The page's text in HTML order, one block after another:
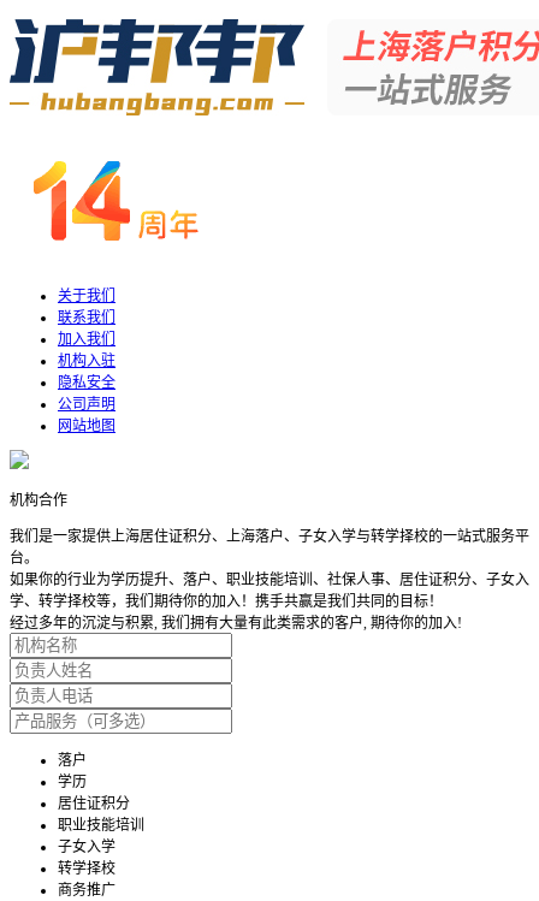
关于我们
联系我们
加入我们
机构入驻
隐私安全
公司声明
网站地图
机构合作
我们是一家提供上海居住证积分、上海落户、子女入学与转学择校的一站式服务平
台。
如果你的行业为学历提升、落户、职业技能培训、社保人事、居住证积分、子女入
学、转学择校等，我们期待你的加入！携手共赢是我们共同的目标！
经过多年的沉淀与积累, 我们拥有大量有此类需求的客户, 期待你的加入!
落户
学历
居住证积分
职业技能培训
子女入学
转学择校
商务推广